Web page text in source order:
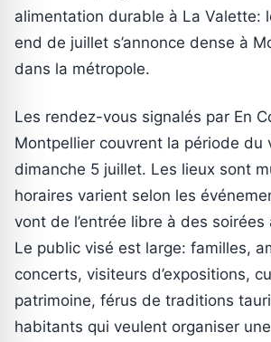
alimentation durable à La Valette:
end de juillet s’annonce dense à
dans la métropole.
Les rendez-vous signalés par En
Montpellier couvrent la période du
dimanche 5 juillet. Les lieux sont
horaires varient selon les
vont de l’entrée libre à des
Le public visé est large: familles,
concerts, visiteurs d’expositions,
patrimoine, férus de traditions
habitants qui veulent organiser